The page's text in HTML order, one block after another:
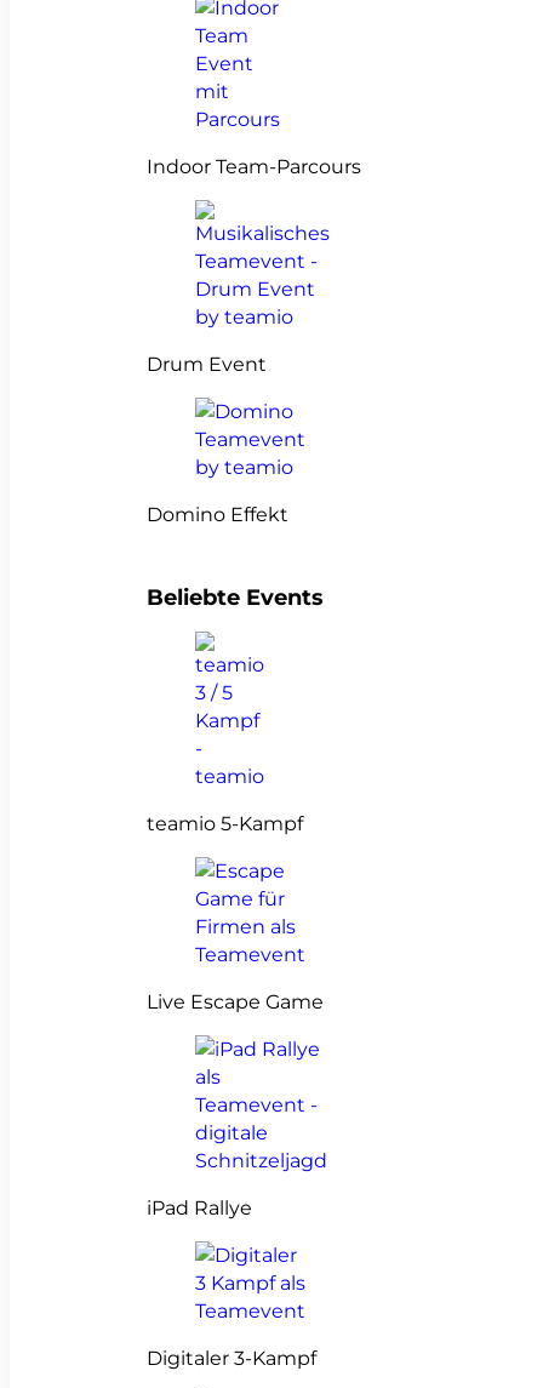
Indoor Team-Parcours
Drum Event
Domino Effekt
Beliebte Events
teamio 5-Kampf
Live Escape Game
iPad Rallye
Digitaler 3-Kampf